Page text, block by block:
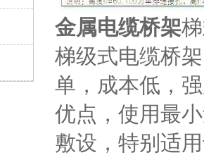
金属电缆桥架
梯级式电缆桥
单，成本低，
优点，使用最
敷设，特别适